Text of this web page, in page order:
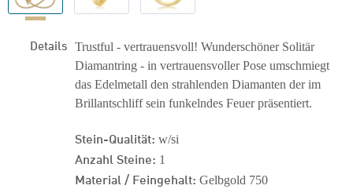
Details Trustful - vertrauensvoll! Wunderschöner Solitär
Diamantring - in vertrauensvoller Pose umschmiegt
das Edelmetall den strahlenden Diamanten der im
Brillantschliff sein funkelndes Feuer präsentiert.
Stein-Qualität: w/si
Anzahl Steine: 1
Material / Feingehalt: Gelbgold 750